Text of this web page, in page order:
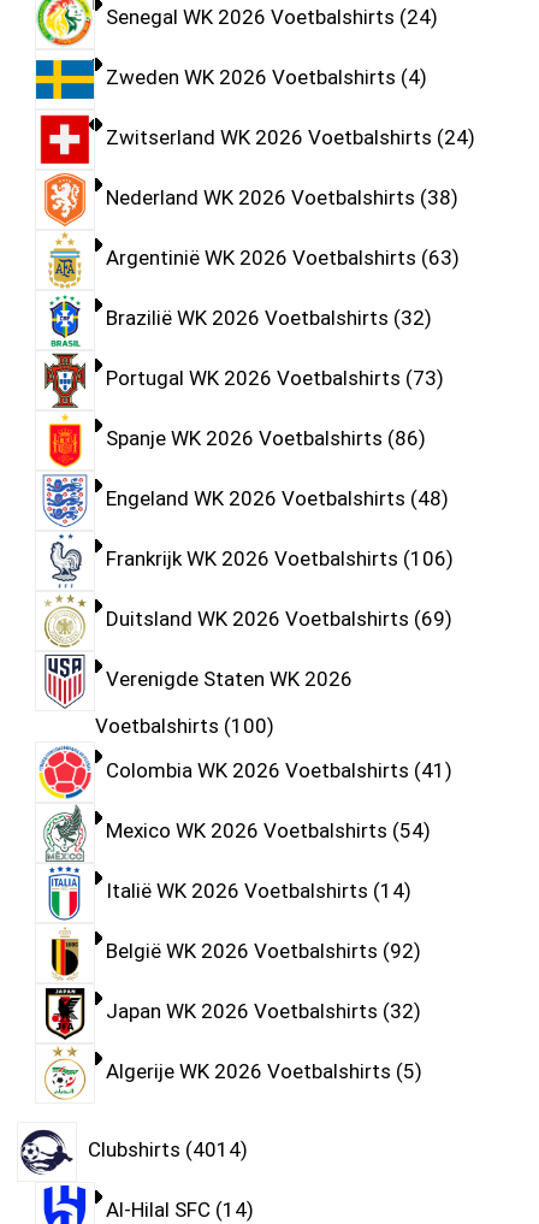
Senegal WK 2026 Voetbalshirts 24
Zweden WK 2026 Voetbalshirts 4
Zwitserland WK 2026 Voetbalshirts 24
Nederland WK 2026 Voetbalshirts 38
Argentinië WK 2026 Voetbalshirts 63
Brazilië WK 2026 Voetbalshirts 32
Portugal WK 2026 Voetbalshirts 73
Spanje WK 2026 Voetbalshirts 86
Engeland WK 2026 Voetbalshirts 48
Frankrijk WK 2026 Voetbalshirts 106
Duitsland WK 2026 Voetbalshirts 69
Verenigde Staten WK 2026
Voetbalshirts 100
Colombia WK 2026 Voetbalshirts 41
Mexico WK 2026 Voetbalshirts 54
Italië WK 2026 Voetbalshirts 14
België WK 2026 Voetbalshirts 92
Japan WK 2026 Voetbalshirts 32
Algerije WK 2026 Voetbalshirts 5
Clubshirts 4014
Al-Hilal SFC 14